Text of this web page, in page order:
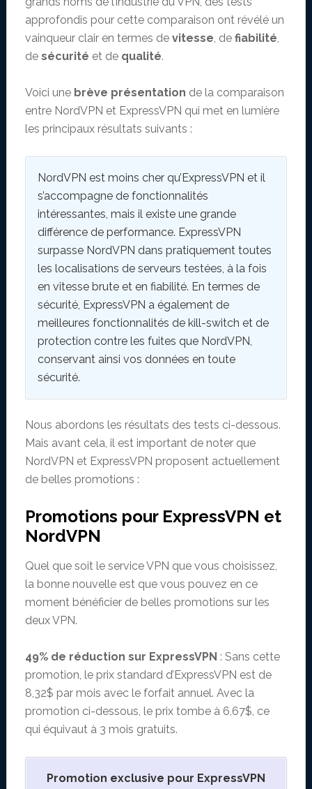
approfondis pour cette comparaison ont révélé un
vainqueur clair en termes de vitesse, de fiabilité,
de sécurité et de qualité.
Voici une brève présentation de la comparaison
entre NordVPN et ExpressVPN qui met en lumière
les principaux résultats suivants :
NordVPN est moins cher qu’ExpressVPN et il
s’accompagne de fonctionnalités
intéressantes, mais il existe une grande
différence de performance. ExpressVPN
surpasse NordVPN dans pratiquement toutes
les localisations de serveurs testées, à la fois
en vitesse brute et en fiabilité. En termes de
sécurité, ExpressVPN a également de
meilleures fonctionnalités de kill-switch et de
protection contre les fuites que NordVPN,
conservant ainsi vos données en toute
sécurité.
Nous abordons les résultats des tests ci-dessous.
Mais avant cela, il est important de noter que
NordVPN et ExpressVPN proposent actuellement
de belles promotions :
Promotions pour ExpressVPN et
NordVPN
Quel que soit le service VPN que vous choisissez,
la bonne nouvelle est que vous pouvez en ce
moment bénéficier de belles promotions sur les
deux VPN.
49% de réduction sur ExpressVPN : Sans cette
promotion, le prix standard d’ExpressVPN est de
8,32$ par mois avec le forfait annuel. Avec la
promotion ci-dessous, le prix tombe à 6,67$, ce
qui équivaut à 3 mois gratuits.
Promotion exclusive pour ExpressVPN